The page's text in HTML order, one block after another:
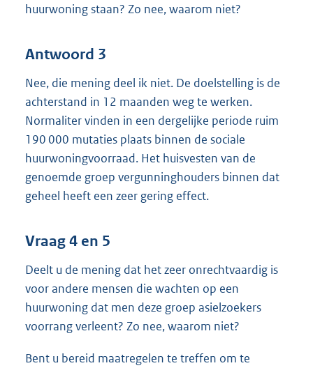
huurwoning staan? Zo nee, waarom niet?
Antwoord 3
Nee, die mening deel ik niet. De doelstelling is de
achterstand in 12 maanden weg te werken.
Normaliter vinden in een dergelijke periode ruim
190 000 mutaties plaats binnen de sociale
huurwoningvoorraad. Het huisvesten van de
genoemde groep vergunninghouders binnen dat
geheel heeft een zeer gering effect.
Vraag 4 en 5
Deelt u de mening dat het zeer onrechtvaardig is
voor andere mensen die wachten op een
huurwoning dat men deze groep asielzoekers
voorrang verleent? Zo nee, waarom niet?
Bent u bereid maatregelen te treffen om te